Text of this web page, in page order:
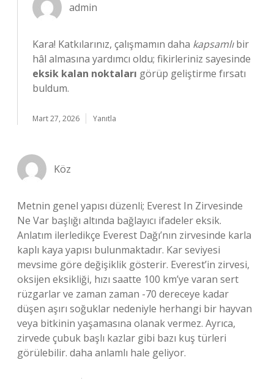
admin
Kara! Katkılarınız, çalışmamın daha kapsamlıbir
hâl almasına yardımcı oldu; fikirleriniz sayesinde
eksik kalan noktaları görüp geliştirme fırsatı
buldum.
Mart 27, 2026 Yanıtla
Köz
Metnin genel yapısı düzenli; Everest In Zirvesinde
Ne Var başlığı altında bağlayıcı ifadeler eksik.
Anlatım ilerledikçe Everest Dağı’nın zirvesinde karla
kaplı kaya yapısı bulunmaktadır. Kar seviyesi
mevsime göre değişiklik gösterir. Everest’in zirvesi,
oksijen eksikliği, hızı saatte 100 km’ye varan sert
rüzgarlar ve zaman zaman -70 dereceye kadar
düşen aşırı soğuklar nedeniyle herhangi bir hayvan
veya bitkinin yaşamasına olanak vermez. Ayrıca,
zirvede çubuk başlı kazlar gibi bazı kuş türleri
görülebilir. daha anlamlı hale geliyor.